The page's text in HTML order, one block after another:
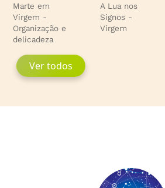
Marte em
Virgem -
Organização e
delicadeza
A Lua nos
Signos -
Virgem
Ver todos